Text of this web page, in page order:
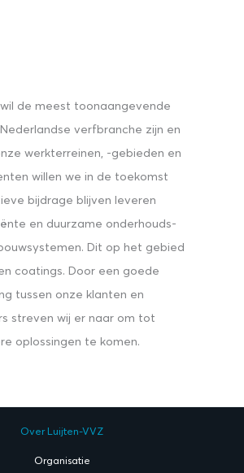
de meest toonaangevende
verfbranche zijn en
werkterreinen, -gebieden en
willen we in de toekomst
bijdrage blijven leveren
en duurzame onderhouds-
Dit op het gebied
coatings. Door een goede
tussen onze klanten en
streven wij er naar om tot
oplossingen te komen.
Over Luijten-VVZ
Organisatie